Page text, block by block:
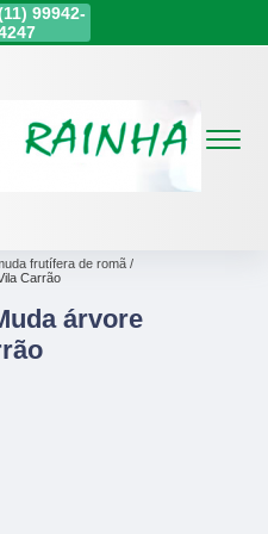
99942-
frutífera de romã
Carrão
árvore